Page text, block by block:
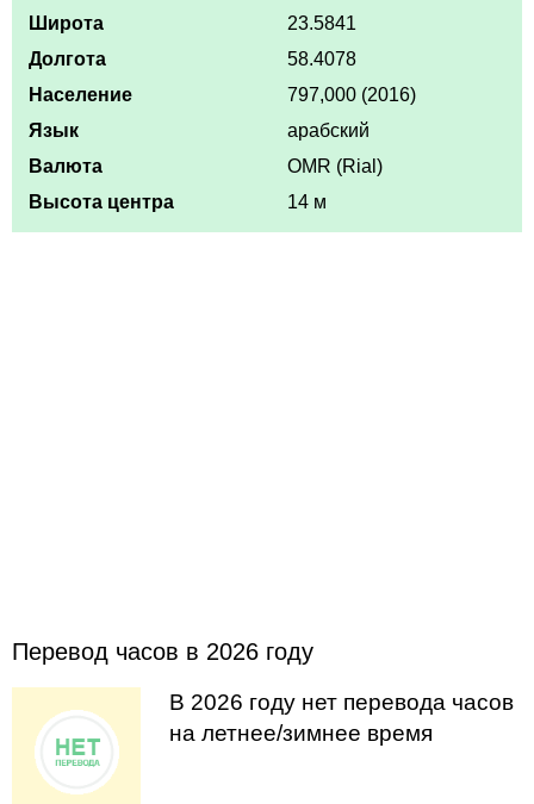
Широта
23.5841
Долгота
58.4078
Население
797,000 (2016)
Язык
арабский
Валюта
OMR (Rial)
Высота центра
14 м
Перевод часов в 2026 году
В 2026 году нет перевода часов
на летнее/зимнее время